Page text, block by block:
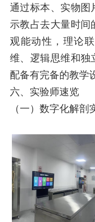
通过标本、实物图
示教占去大量时间
观能动性，理论
维、逻辑思维和独
配备有完备的教学
六、实验师速览
（一）数字化解剖